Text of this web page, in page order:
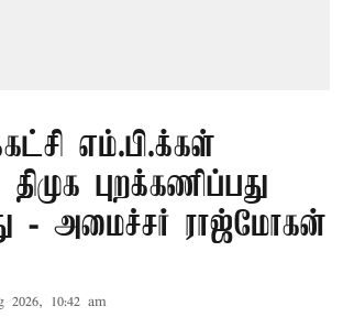
எம்.பி.க்கள்
புறக்கணிப்பது
- அமைச்சர் ராஜ்மோகன்
2026, 10:42 am